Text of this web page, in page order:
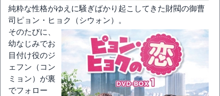
純粋な性格がゆえに騒ぎばかり起こしてきた財閥の御曹
司ピョン・ヒョク（シウォン）。
そのたびに、
幼なじみでお
目付け役のジ
ェフン（コン
ミョン）が裏
でフォロー